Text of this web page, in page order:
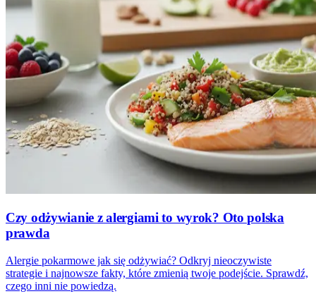
Czy odżywianie z alergiami to wyrok? Oto polska
prawda
Alergie pokarmowe jak się odżywiać? Odkryj nieoczywiste
strategie i najnowsze fakty, które zmienią twoje podejście. Sprawdź,
czego inni nie powiedzą.